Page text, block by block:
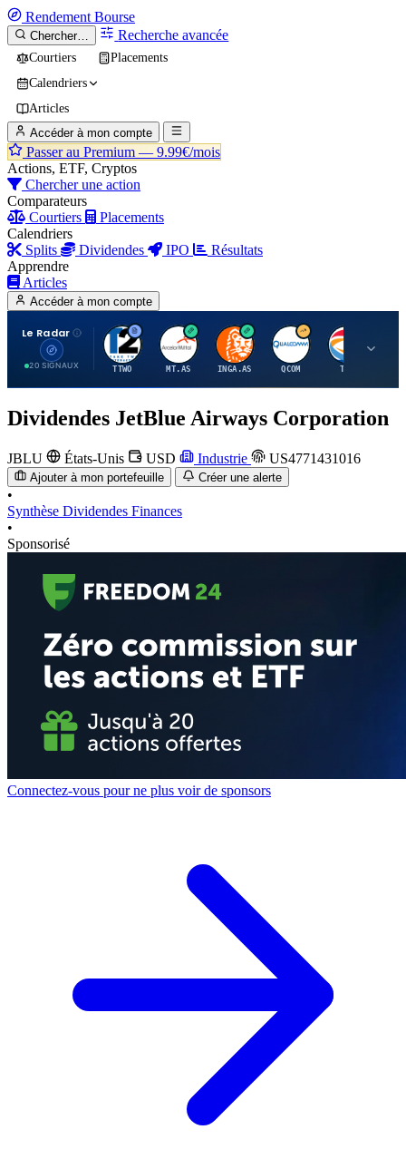
Rendement Bourse
Chercher… Recherche avancée
Courtiers
Placements
Calendriers
Articles
Accéder à mon compte
Passer au Premium — 9.99€/mois
Actions, ETF, Cryptos
Chercher une action
Comparateurs
Courtiers
Placements
Calendriers
Splits
Dividendes IPO
Résultats
Apprendre
Articles
Accéder à mon compte
Le Radar
20 SIGNAUX
T
TTWO
A
MT.AS
I
INGA.AS
Q
QCOM
T
TTE
Dividendes JetBlue Airways Corporation
JBLU États-Unis USD Industrie US4771431016
Ajouter à mon portefeuille Créer une alerte
•
Synthèse Dividendes Finances
•
Sponsorisé
Connectez-vous pour ne plus voir de sponsors